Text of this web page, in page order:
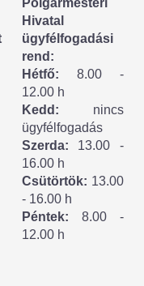
Polgármesteri
Hivatal
ügyfélfogadási
rend:
Hétfő: 8.00 -
12.00 h
Kedd: nincs
ügyfélfogadás
Szerda: 13.00 -
16.00 h
Csütörtök: 13.00
- 16.00 h
Péntek: 8.00 -
12.00 h